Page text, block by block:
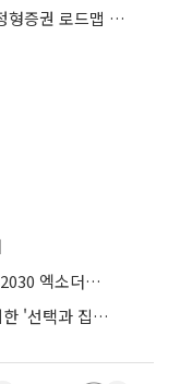
STO 하위법규 예상안, 풀링·거래한도·정형증권 로드맵 제시
"지방행 땐 퇴사"⋯2차 공공기관 이전 '2030 엑소더스' 뇌관
범용 버리고 고부가로⋯K-석화, 생존 위한 '선택과 집중'